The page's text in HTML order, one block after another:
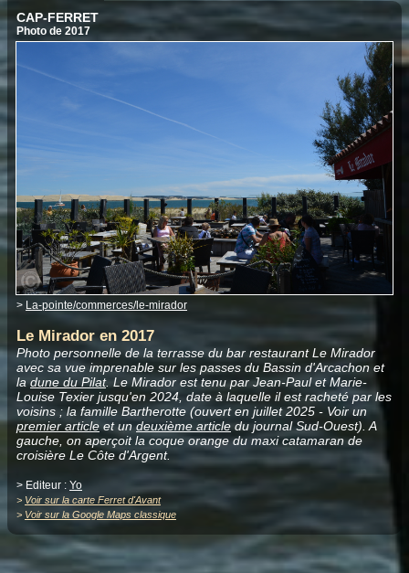
CAP-FERRET
Photo de 2017
> La-pointe/commerces/le-mirador
Le Mirador en 2017
Photo personnelle de la terrasse du bar restaurant Le Mirador
avec sa vue imprenable sur les passes du Bassin d'Arcachon et
ladune du Pilat. Le Mirador est tenu par Jean-Paul et Marie-
Louise Texier jusqu'en 2024, date à laquelle il est racheté par les
voisins ; la famille Bartherotte (ouvert en juillet 2025 - Voir un
premier article et un deuxième article du journal Sud-Ouest). A
gauche, on aperçoit la coque orange du maxi catamaran de
croisière Le Côte d'Argent.
> Editeur : Yo
> Voir sur la carte Ferret d'Avant
> Voir sur la Google Maps classique